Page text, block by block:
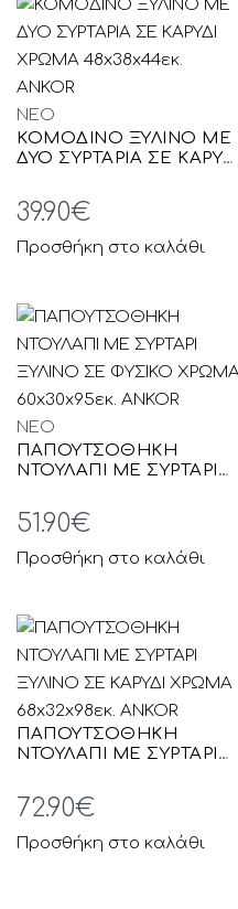
NEO
ΚΟΜΟΔΙΝΟ ΞΥΛΙΝΟ ΜΕ
ΔΥΟ ΣΥΡΤΑΡΙΑ ΣΕ ΚΑΡΥΔΙ
ANKOR
39.90€
Προσθήκη στο καλάθι
NEO
ΠΑΠΟΥΤΣΟΘΗΚΗ
ΝΤΟΥΛΑΠΙ ΜΕ ΣΥΡΤΑΡΙ
ΧΡΩΜΑ 60x30x95εκ.
ANKOR
51.90€
Προσθήκη στο καλάθι
ΠΑΠΟΥΤΣΟΘΗΚΗ
ΝΤΟΥΛΑΠΙ ΜΕ ΣΥΡΤΑΡΙ
ΧΡΩΜΑ 68x32x98εκ.
ANKOR
72.90€
Προσθήκη στο καλάθι